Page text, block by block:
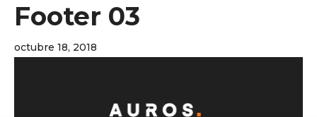
Footer 03
octubre 18, 2018